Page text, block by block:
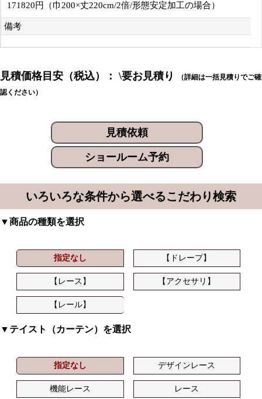
171820円（巾200×丈220cm/2倍/形態安定加工の場合）
備考
見積価格目安（税込）： \要お見積り
（詳細は一括見積りでご確
認ください）
見積依頼
ショールーム予約
いろいろな条件から選べるこだわり検索
▼商品の種類を選択
指定なし 【ドレープ】
【レース】 【アクセサリ】
【レール】
▼テイスト（カーテン）を選択
指定なし デザインレース
機能レース レース